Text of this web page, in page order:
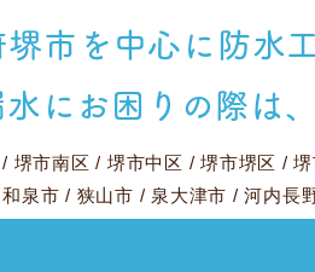
市を中心に防水
にお困りの際は、
/ 堺市南区 / 堺市中区 /堺市堺区 /
和泉市 / 狭山市 / 泉大津市 /河内長